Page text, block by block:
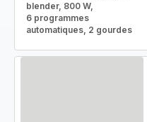
blender, 800 W,
6 programmes
automatiques, 2 gourdes